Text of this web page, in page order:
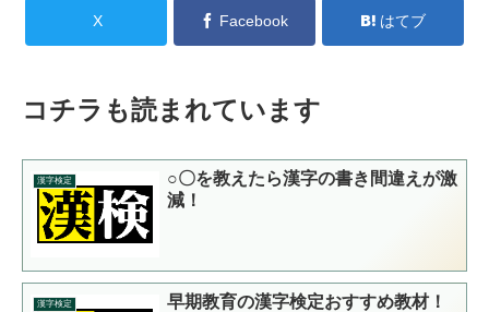
X Facebook はてブ
コチラも読まれています
漢字検定
○〇を教えたら漢字の書き間違えが激
減！
漢字検定 早期教育の漢字検定おすすめ教材！